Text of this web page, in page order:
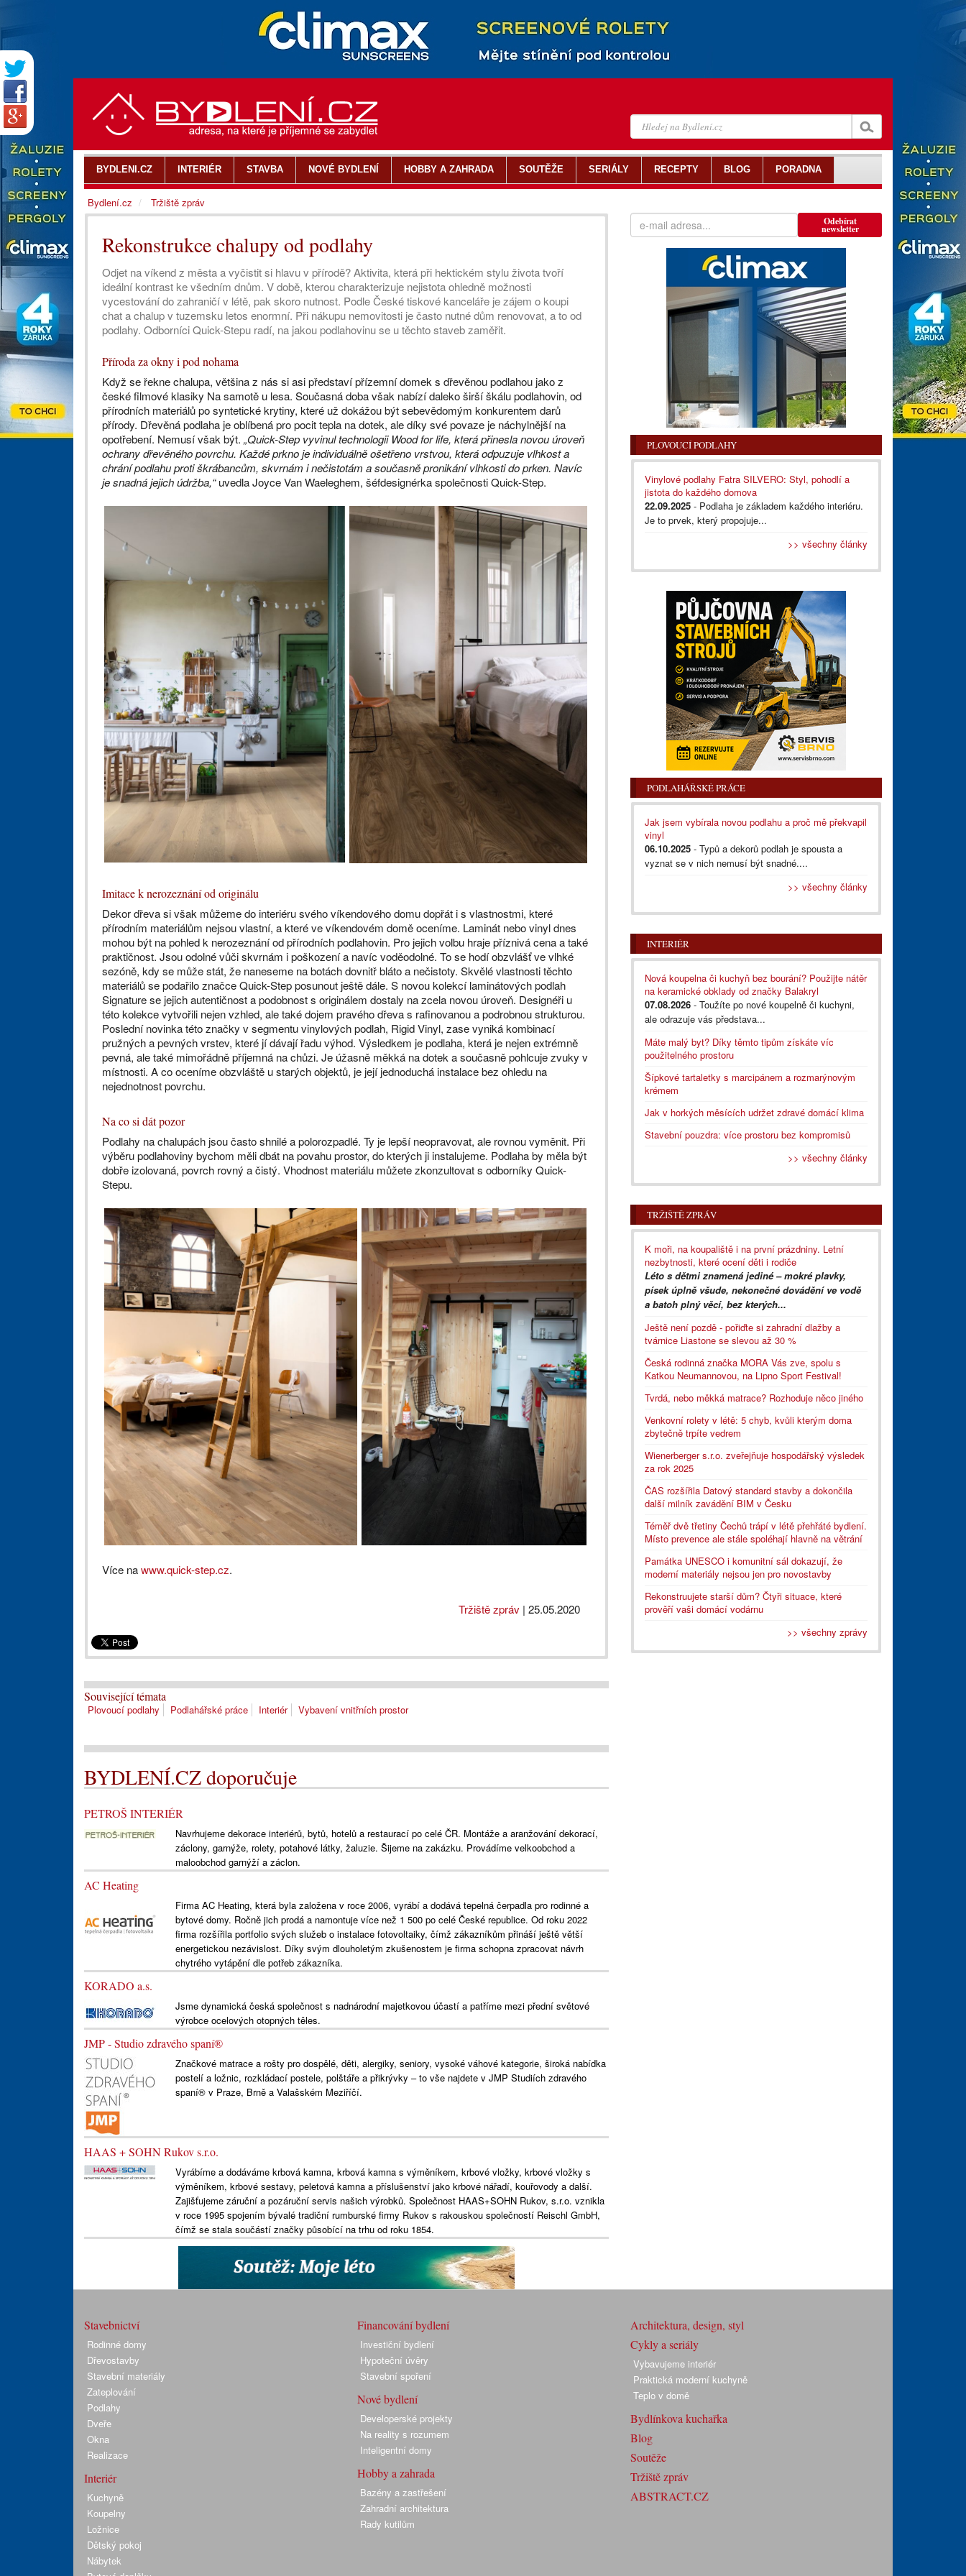
Rekonstrukce chalupy od podlahy
Odjet na víkend z města a vyčistit si hlavu v přírodě? Aktivita, která při hektickém stylu života tvoří
ideální kontrast ke všedním dnům. V době, kterou charakterizuje nejistota ohledně možnosti
vycestování do zahraničí v létě, pak skoro nutnost. Podle České tiskové kanceláře je zájem o koupi
chat a chalup v tuzemsku letos enormní. Při nákupu nemovitosti je často nutné dům renovovat, a to od
podlahy. Odborníci Quick-Stepu radí, na jakou podlahovinu se u těchto staveb zaměřit.
Příroda za okny i pod nohama
Když se řekne chalupa, většina z nás si asi představí přízemní domek s dřevěnou podlahou jako z
české filmové klasiky Na samotě u lesa. Současná doba však nabízí daleko širší škálu podlahovin, od
přírodních materiálů po syntetické krytiny, které už dokážou být sebevědomým konkurentem darů
přírody. Dřevěná podlaha je oblíbená pro pocit tepla na dotek, ale díky své povaze je náchylnější na
opotřebení. Nemusí však být. „Quick-Step vyvinul technologii Wood for life, která přinesla novou úroveň
ochrany dřevěného povrchu. Každé prkno je individuálně ošetřeno vrstvou, která odpuzuje vlhkost a
chrání podlahu proti škrábancům, skvrnám i nečistotám a současně pronikání vlhkosti do prken. Navíc
je snadná jejich údržba,“uvedla Joyce Van Waeleghem, šéfdesignérka společnosti Quick-Step.
Imitace k nerozeznání od originálu
Dekor dřeva si však můžeme do interiéru svého víkendového domu dopřát i s vlastnostmi, které
přírodním materiálům nejsou vlastní, a které ve víkendovém domě oceníme. Laminát nebo vinyl dnes
mohou být na pohled k nerozeznání od přírodních podlahovin. Pro jejich volbu hraje příznivá cena a také
praktičnost. Jsou odolné vůči skvrnám i poškození a navíc voděodolné. To se hodí obzvlášť ve vlhké
sezóně, kdy se může stát, že naneseme na botách dovnitř bláto a nečistoty. Skvělé vlastnosti těchto
materiálů se podařilo značce Quick-Step posunout ještě dále. S novou kolekcí laminátových podlah
Signature se jejich autentičnost a podobnost s originálem dostaly na zcela novou úroveň. Designéři u
této kolekce vytvořili nejen vzhled, ale také dojem pravého dřeva s rafinovanou a podrobnou strukturou.
Poslední novinka této značky v segmentu vinylových podlah, Rigid Vinyl, zase vyniká kombinací
pružných a pevných vrstev, které jí dávají řadu výhod. Výsledkem je podlaha, která je nejen extrémně
pevná, ale také mimořádně příjemná na chůzi. Je úžasně měkká na dotek a současně pohlcuje zvuky v
místnosti. A co oceníme obzvláště u starých objektů, je její jednoduchá instalace bez ohledu na
nejednotnost povrchu.
Na co si dát pozor
Podlahy na chalupách jsou často shnilé a polorozpadlé. Ty je lepší neopravovat, ale rovnou vyměnit. Při
výběru podlahoviny bychom měli dbát na povahu prostor, do kterých ji instalujeme. Podlaha by měla být
dobře izolovaná, povrch rovný a čistý. Vhodnost materiálu můžete zkonzultovat s odborníky Quick-
Stepu.
Více nawww.quick-step.cz.
Tržiště zpráv | 25.05.2020
Související témata
Plovoucí podlahy Podlahářské práce Interiér Vybavení vnitřních prostor
BYDLENÍ.CZ doporučuje
PETROŠ INTERIÉR
Navrhujeme dekorace interiérů, bytů, hotelů a restaurací po celé ČR. Montáže a aranžování dekorací,
záclony, garnýže, rolety, potahové látky, žaluzie. Šijeme na zakázku. Provádíme velkoobchod a
maloobchod garnýží a záclon.
AC Heating
Firma AC Heating, která byla založena v roce 2006, vyrábí a dodává tepelná čerpadla pro rodinné a
bytové domy. Ročně jich prodá a namontuje více než 1 500 po celé České republice. Od roku 2022
firma rozšířila portfolio svých služeb o instalace fotovoltaiky, čímž zákazníkům přináší ještě větší
energetickou nezávislost. Díky svým dlouholetým zkušenostem je firma schopna zpracovat návrh
chytrého vytápění dle potřeb zákazníka.
KORADO a.s.
Jsme dynamická česká společnost s nadnárodní majetkovou účastí a patříme mezi přední světové
výrobce ocelových otopných těles.
JMP - Studio zdravého spaní®
Značkové matrace a rošty pro dospělé, děti, alergiky, seniory, vysoké váhové kategorie, široká nabídka
postelí a ložnic, rozkládací postele, polštáře a přikrývky – to vše najdete v JMP Studiích zdravého
spaní® v Praze, Brně a Valašském Meziříčí.
HAAS + SOHN Rukov s.r.o.
Vyrábíme a dodáváme krbová kamna, krbová kamna s výměníkem, krbové vložky, krbové vložky s
výměníkem, krbové sestavy, peletová kamna a příslušenství jako krbové nářadí, kouřovody a další.
Zajišťujeme záruční a pozáruční servis našich výrobků. Společnost HAAS+SOHN Rukov, s.r.o. vznikla
v roce 1995 spojením bývalé tradiční rumburské firmy Rukov s rakouskou společností Reischl GmbH,
čímž se stala součástí značky působící na trhu od roku 1854.
Odebírat
newsletter
PLOVOUCÍ PODLAHY
Vinylové podlahy Fatra SILVERO: Styl, pohodlí a
jistota do každého domova
22.09.2025 - Podlaha je základem každého interiéru.
Je to prvek, který propojuje...
>> všechny články
PODLAHÁŘSKÉ PRÁCE
Jak jsem vybírala novou podlahu a proč mě překvapil
vinyl
06.10.2025 - Typů a dekorů podlah je spousta a
vyznat se v nich nemusí být snadné....
>> všechny články
INTERIÉR
Nová koupelna či kuchyň bez bourání? Použijte nátěr
na keramické obklady od značky Balakryl
07.08.2026 - Toužíte po nové koupelně či kuchyni,
ale odrazuje vás představa...
Máte malý byt? Díky těmto tipům získáte víc
použitelného prostoru
Šípkové tartaletky s marcipánem a rozmarýnovým
krémem
Jak v horkých měsících udržet zdravé domácí klima
Stavební pouzdra: více prostoru bez kompromisů
>> všechny články
TRŽIŠTĚ ZPRÁV
K moři, na koupaliště i na první prázdniny. Letní
nezbytnosti, které ocení děti i rodiče
Léto s dětmi znamená jediné – mokré plavky,
písek úplně všude, nekonečné dovádění ve vodě
a batoh plný věcí, bez kterých...
Ještě není pozdě - pořiďte si zahradní dlažby a
tvárnice Liastone se slevou až 30 %
Česká rodinná značka MORA Vás zve, spolu s
Katkou Neumannovou, na Lipno Sport Festival!
Tvrdá, nebo měkká matrace? Rozhoduje něco jiného
Venkovní rolety v létě: 5 chyb, kvůli kterým doma
zbytečně trpíte vedrem
Wienerberger s.r.o. zveřejňuje hospodářský výsledek
za rok 2025
ČAS rozšířila Datový standard stavby a dokončila
další milník zavádění BIM v Česku
Téměř dvě třetiny Čechů trápí v létě přehřáté bydlení.
Místo prevence ale stále spoléhají hlavně na větrání
Památka UNESCO i komunitní sál dokazují, že
moderní materiály nejsou jen pro novostavby
Rekonstruujete starší dům? Čtyři situace, které
prověří vaši domácí vodárnu
>> všechny zprávy
BYDLENI.CZ INTERIÉR STAVBA NOVÉ BYDLENÍ HOBBY A ZAHRADA SOUTĚŽE SERIÁLY RECEPTY BLOG PORADNA
Bydlení.cz Tržiště zpráv
Stavebnictví
Rodinné domy
Dřevostavby
Stavební materiály
Zateplování
Podlahy
Dveře
Okna
Realizace
Interiér
Kuchyně
Koupelny
Ložnice
Dětský pokoj
Nábytek
Financování bydlení
Investiční bydlení
Hypoteční úvěry
Stavební spoření
Nové bydlení
Developerské projekty
Na reality s rozumem
Inteligentní domy
Hobby a zahrada
Bazény a zastřešení
Zahradní architektura
Rady kutilům
Architektura, design, styl
Cykly a seriály
Vybavujeme interiér
Praktická moderní kuchyně
Teplo v domě
Bydlínkova kuchařka
Blog
Soutěže
Tržiště zpráv
ABSTRACT.CZ